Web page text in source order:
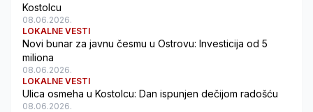
Kostolcu
08.06.2026.
LOKALNE VESTI
Novi bunar za javnu česmu u Ostrovu: Investicija od 5
miliona
08.06.2026.
LOKALNE VESTI
Ulica osmeha u Kostolcu: Dan ispunjen dečijom radošću
08.06.2026.